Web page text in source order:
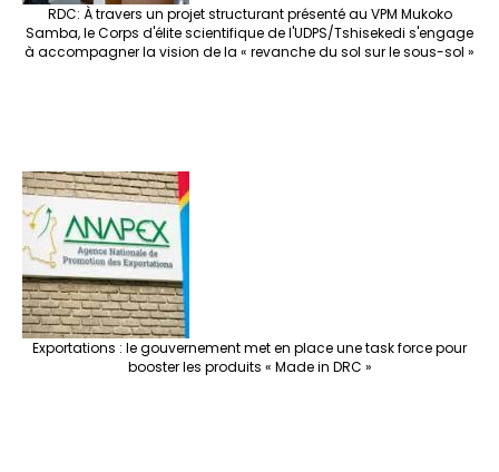
RDC: À travers un projet structurant présenté au VPM Mukoko
Samba, le Corps d'élite scientifique de l'UDPS/Tshisekedi s'engage
à accompagner la vision de la « revanche du sol sur le sous-sol »
Exportations : le gouvernement met en place une task force pour
booster les produits « Made in DRC »